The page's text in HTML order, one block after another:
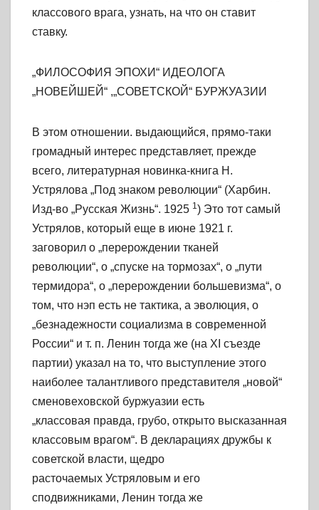
классового врага, узнать, на что он ставит
ставку.
„ФИЛОСОФИЯ ЭПОХИ“ ИДЕОЛОГА
„НОВЕЙШЕЙ“ ,„СОВЕТСКОЙ“ БУРЖУАЗИИ
В этом отношении. выдающийся, прямо-таки
громадный интерес представляет, прежде
всего, литературная новинка-книга Н.
Устрялова „Под знаком революции“ (Харбин.
Изд-во „Русская Жизнь“. 1925 1) Это тот самый
Устрялов, который еще в июне 1921 г.
заговорил о „перерождении тканей
революции“, о „спуске на тормозах“, о „пути
термидора“, о „перерождении большевизма“, о
том, что нэп есть не тактика, а эволюция, о
„безнадежности социализма в современной
России“ и т. п. Ленин тогда же (на XI съезде
партии) указал на то, что выступление этого
наиболее талантливого представителя „новой“
сменовеховской буржуазии есть
„классовая правда, грубо, открыто высказанная
классовым врагом“. В декларациях дружбы к
советской власти, щедро
расточаемых Устряловым и его
сподвижниками, Ленин тогда же